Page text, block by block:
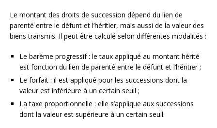
Le montant des droits de succession dépend du lien de
parenté entre le défunt et l’héritier, mais aussi de la valeur des
biens transmis. Il peut être calculé selon différentes modalités :
Le barème progressif : le taux appliqué au montant hérité
est fonction du lien de parenté entre le défunt et l’héritier ;
Le forfait : il est appliqué pour les successions dont la
valeur est inférieure à un certain seuil ;
La taxe proportionnelle : elle s’applique aux successions
dont la valeur est supérieure à un certain seuil.